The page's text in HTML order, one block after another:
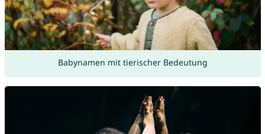
Babynamen mit tierischer Bedeutung